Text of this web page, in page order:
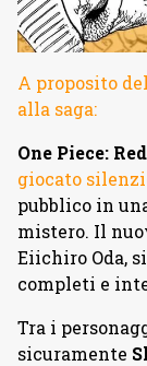
A proposito
alla saga:
One Piece: Red
giocato
pubblico in
mistero. Il
Eiichiro Oda,
completi e
Tra i
sicuramente